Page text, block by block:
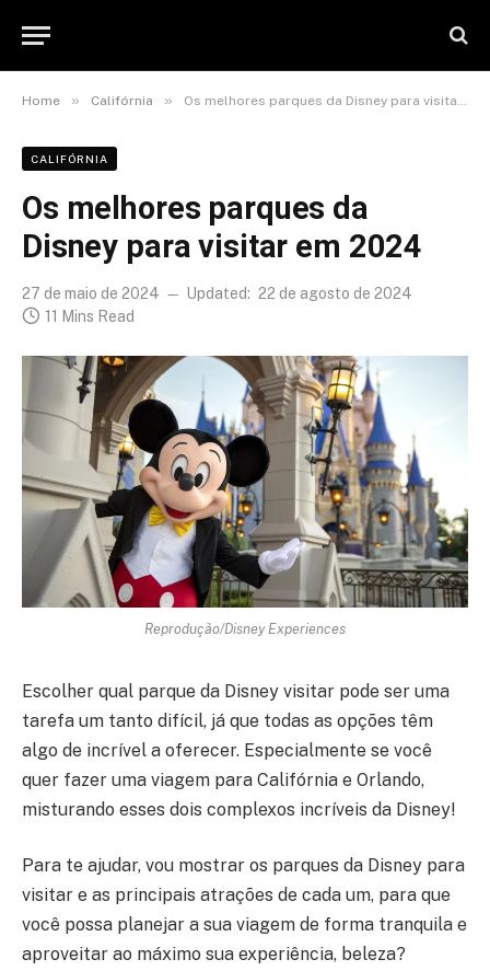
Home » Califórnia » Os melhores parques da Disney para visitar em 2024
CALIFÓRNIA
Os melhores parques da
Disney para visitar em 2024
27 de maio de 2024 Updated: 22 de agosto de 2024
11 Mins Read
Reprodução/Disney Experiences
Escolher qual parque da Disney visitar pode ser uma
tarefa um tanto difícil, já que todas as opções têm
algo de incrível a oferecer. Especialmente se você
quer fazer uma viagem para Califórnia e Orlando,
misturando esses dois complexos incríveis da Disney!
Para te ajudar, vou mostrar os parques da Disney para
visitar e as principais atrações de cada um, para que
você possa planejar a sua viagem de forma tranquila e
aproveitar ao máximo sua experiência, beleza?